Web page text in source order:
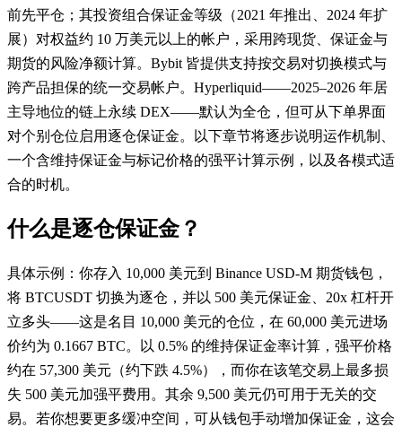
前先平仓；其投资组合保证金等级（2021 年推出、2024 年扩
展）对权益约 10 万美元以上的帐户，采用跨现货、保证金与
期货的风险净额计算。Bybit 皆提供支持按交易对切换模式与
跨产品担保的统一交易帐户。Hyperliquid——2025–2026 年居
主导地位的链上永续 DEX——默认为全仓，但可从下单界面
对个别仓位启用逐仓保证金。以下章节将逐步说明运作机制、
一个含维持保证金与标记价格的强平计算示例，以及各模式适
合的时机。
什么是逐仓保证金？
具体示例：你存入 10,000 美元到 Binance USD-M 期货钱包，
将 BTCUSDT 切换为逐仓，并以 500 美元保证金、20x 杠杆开
立多头——这是名目 10,000 美元的仓位，在 60,000 美元进场
价约为 0.1667 BTC。以 0.5% 的维持保证金率计算，强平价格
约在 57,300 美元（约下跌 4.5%），而你在该笔交易上最多损
失 500 美元加强平费用。其余 9,500 美元仍可用于无关的交
易。若你想要更多缓冲空间，可从钱包手动增加保证金，这会